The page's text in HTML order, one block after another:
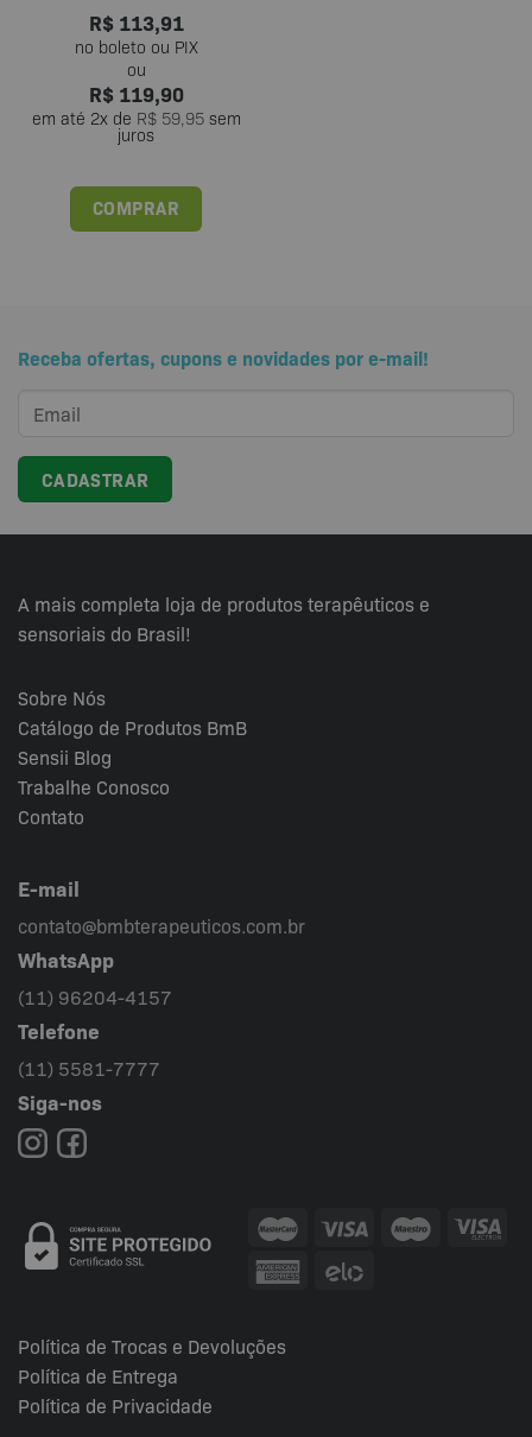
R$113,91
R$119,90
em até 2x de R$59,95sem
juros
COMPRAR
Receba ofertas, cupons e novidades por e-mail!
A mais completa loja de produtos terapêuticos e
sensoriais do Brasil!
Sobre Nós
Catálogo de Produtos BmB
Sensii Blog
Trabalhe Conosco
Contato
E-mail
contato@bmbterapeuticos.com.br
WhatsApp
(11) 96204-4157
Telefone
(11) 5581-7777
Siga-nos
Política de Trocas e Devoluções
Política de Entrega
Política de Privacidade